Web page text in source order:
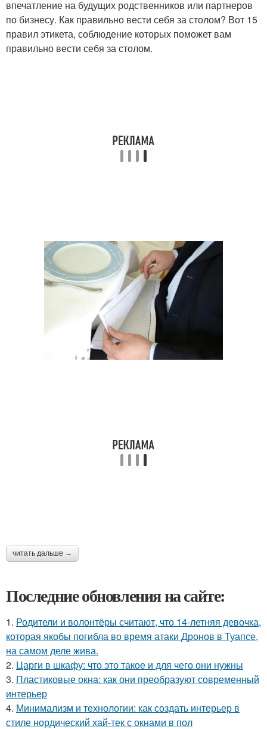
впечатление на будущих родственников или партнеров
по бизнесу. Как правильно вести себя за столом? Вот 15
правил этикета, соблюдение которых поможет вам
правильно вести себя за столом.
читать дальше →
Последние обновления на сайте:
1. Родители и волонтёры считают, что 14-летняя девочка,
которая якобы погибла во время атаки Дронов в Туапсе,
на самом деле жива.
2. Царги в шкафу: что это такое и для чего они нужны
3. Пластиковые окна: как они преобразуют современный
интерьер
4. Минимализм и технологии: как создать интерьер в
стиле нордический хай-тек с окнами в пол